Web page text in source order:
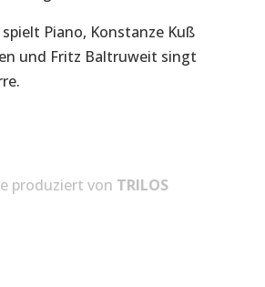
Piano, Konstanze Kuß
und Fritz Baltruweit singt
produziert von TRILOS